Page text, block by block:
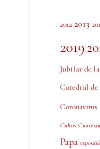
2012 2013
2019
Jubilar de
Catedral de
Coronavirus
Cultos
Papa